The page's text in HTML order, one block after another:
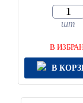
шт
В
В